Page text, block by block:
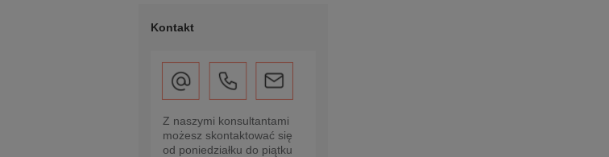
Kontakt
Z naszymi konsultantami
możesz skontaktować się
od poniedziałku do piątku